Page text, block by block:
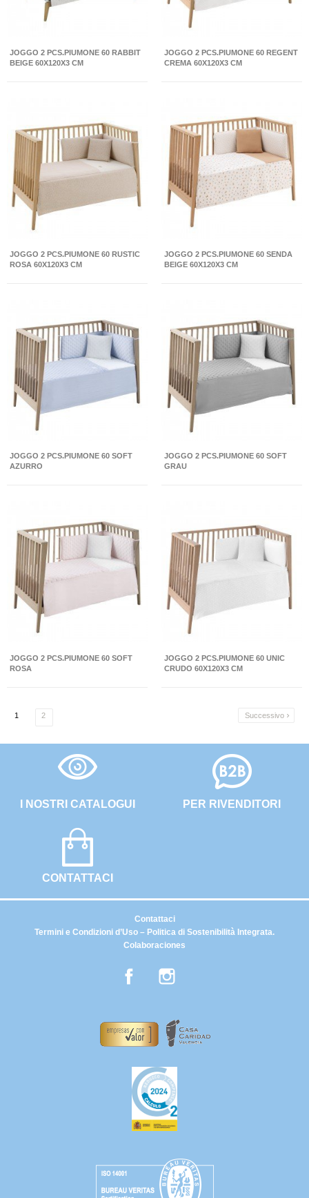
JOGGO 2 PCS.PIUMONE 60 RABBIT
BEIGE 60X120X3 CM
JOGGO 2 PCS.PIUMONE 60 REGENT
CREMA 60X120X3 CM
JOGGO 2 PCS.PIUMONE 60 RUSTIC
ROSA 60X120X3 CM
JOGGO 2 PCS.PIUMONE 60 SENDA
BEIGE 60X120X3 CM
JOGGO 2 PCS.PIUMONE 60 SOFT
AZURRO
JOGGO 2 PCS.PIUMONE 60 SOFT
GRAU
JOGGO 2 PCS.PIUMONE 60 SOFT
ROSA
JOGGO 2 PCS.PIUMONE 60 UNIC
CRUDO 60X120X3 CM
1 2 Successivo 
I NOSTRI CATALOGUI
CONTATTACI
PER RIVENDITORI
Termini e Condizioni d’Uso – Politica di Sostenibilità Integrata.
Colaboraciones
Contattaci
Facebook